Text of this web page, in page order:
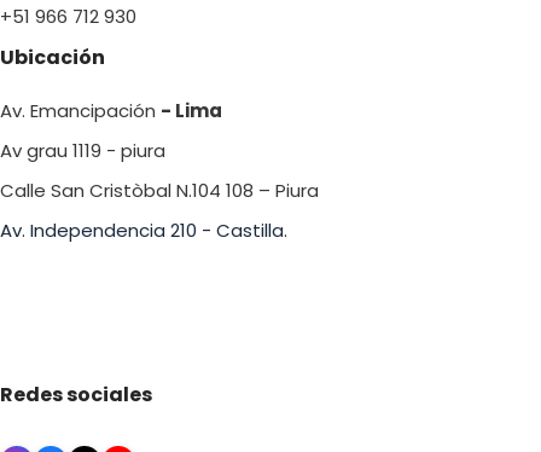
+51 966 712 930
Ubicación
Av. Emancipación - Lima
Av grau 1119 - piura
Calle San Cristòbal N.104 108 – Piura
Av. Independencia 210 - Castilla.
Redes sociales